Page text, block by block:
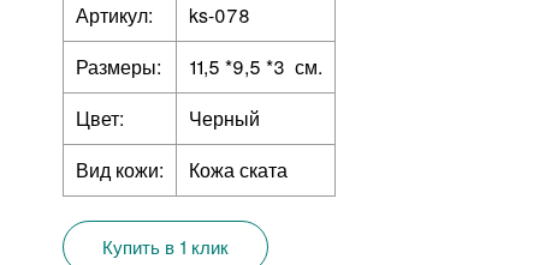
Артикул:
ks-078
Размеры:
11,5 *9,5 *3 см.
Цвет:
Черный
Вид кожи:
Кожа ската
Купить в 1 клик